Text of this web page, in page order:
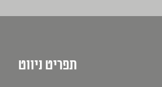
תפריט ניווט